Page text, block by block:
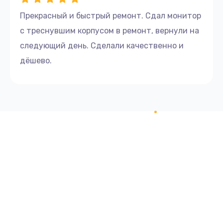
Прекрасный и быстрый ремонт. Сдал монитор
с треснувшим корпусом в ремонт, вернули на
следующий день. Сделали качественно и
дёшево.